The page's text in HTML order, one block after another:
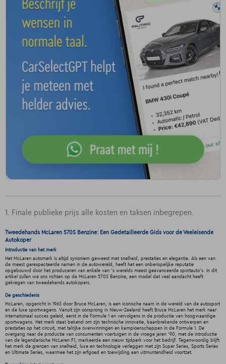
1. Finale publieke prijs alle kosten en taksen inbegrepen.
Tweedehands McLaren 570S Benzine: Een Gedetailleerde Gids voor de Veeleisende
Autokoper
Introductie van het merk
Het McLaren automerk is altijd synoniem geweest met snelheid, prestaties en elegantie. Als een van
de meest gerespecteerde namen in de autowereld, heeft het een onberispelijke reputatie
opgebouwd door het produceren van enkele van 's werelds meest geavanceerde sportauto's. In dit
artikel zullen we ons richten op de McLaren 570S Benzine, een model dat veel aandacht heeft
gekregen van tweedehands autokopers.
De geschiedenis
McLaren, opgericht in 1963 door Bruce McLaren, is een iconische naam in de wereld van de autosport
en de luxe sportwagens. Vanuit zijn oorsprong in Nieuw-Zeeland heeft Bruce McLaren het merk naar
internationaal succes geleid, eerst in de Formule 1 en vervolgens in de productie van hoogwaardige
sportwagens. Het merk staat bekend om zijn technische innovatie, baanbrekende ontwerpen en
prestaties op het circuit, met talrijke overwinningen en kampioenschappen in de Formule 1. De
overgang naar de productie van consumenten voertuigen in de vroege jaren '90, met de introductie
van de legendarische McLaren F1, markeerde een nieuw tijdperk voor het bedrijf. Tegenwoordig blijft
het merk de grenzen van snelheid, luxe en technologie verleggen met zijn Super Series, Sports Series
en Ultimate Series, waarmee het zijn erfgoed en toewijding aan uitmuntendheid voortzet.